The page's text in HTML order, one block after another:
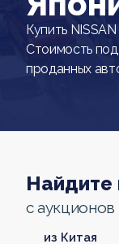
Купить
Стоимость
проданных
Найдите
с
из Китая